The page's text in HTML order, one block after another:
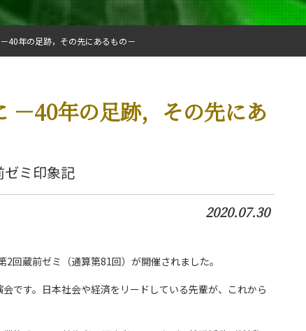
－40年の足跡，その先にあ
ゼミ印象記
2020.07.30
回蔵前ゼミ（通算第81回）が開催されました。
です。日本社会や経済をリードしている先輩が、これから
40年の足跡，その先にあるもの－